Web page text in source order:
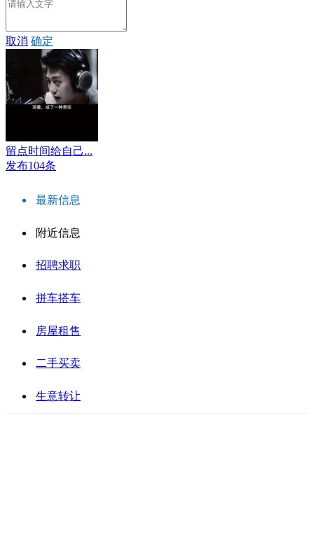
取消 确定
留点时间给自己...
发布104条
最新信息
附近信息
招聘求职
拼车搭车
房屋租售
二手买卖
生意转让